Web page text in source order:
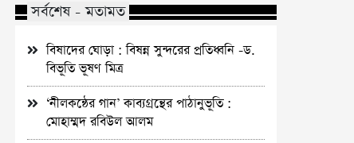
সর্বশেষ - মতামত
বিষাদের ঘোড়া : বিষন্ন সুন্দরের প্রতিধ্বনি -ড.
বিভূতি ভূষণ মিত্র
‘নীলকন্ঠের গান’ কাব্যগ্রন্থের পাঠানুভূতি :
মোহাম্মদ রবিউল আলম